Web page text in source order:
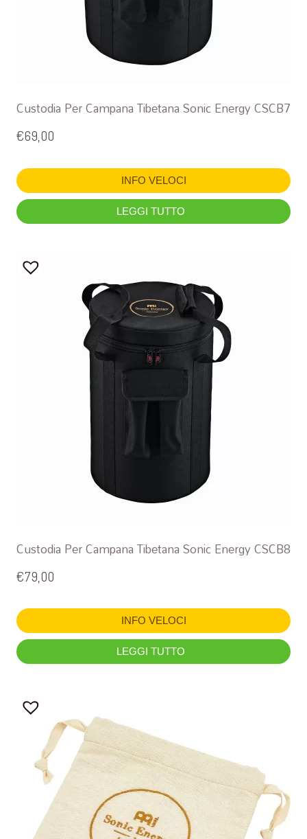
Custodia Per Campana Tibetana Sonic Energy CSCB7
€69,00
INFO VELOCI
LEGGI TUTTO
Custodia Per Campana Tibetana Sonic Energy CSCB8
€79,00
INFO VELOCI
LEGGI TUTTO